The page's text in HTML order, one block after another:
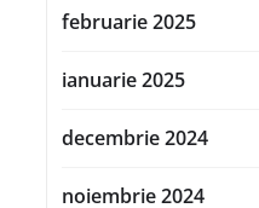
februarie 2025
ianuarie 2025
decembrie 2024
noiembrie 2024